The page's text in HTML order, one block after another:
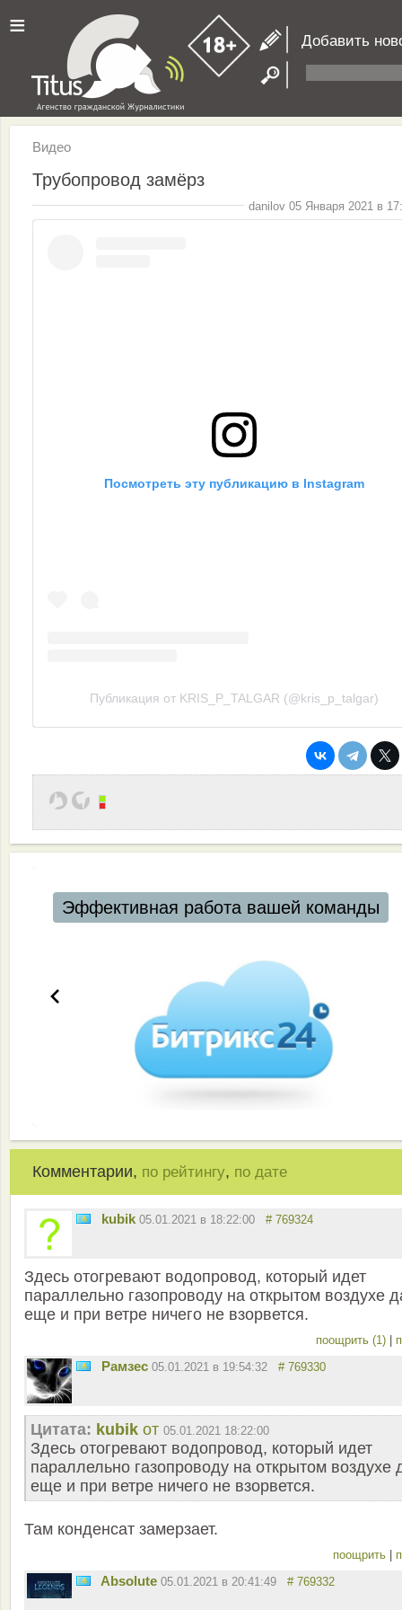
≡ Добавить
Видео
Трубопровод замёрз
danilov 05 Января 2021 в
Посмотреть эту публикацию в Instagram
Публикация от KRIS_P_TALGAR (@kris_p_talgar)
Эффективная работа вашей команды
Комментарии, по рейтингу, по дате
kubik 05.01.2021 в 18:22:00 # 769324
Здесь отогревают водопровод, который идет
параллельно газопроводу на открытом воздухе
еще и при ветре ничего не взорвется.
поощрить (1) |
Рамзес 05.01.2021 в 19:54:32 # 769330
Цитата: kubik от 05.01.2021 18:22:00
Здесь отогревают водопровод, который идет
параллельно газопроводу на открытом воздухе
еще и при ветре ничего не взорвется.
Там конденсат замерзает.
поощрить |
Absolute 05.01.2021 в 20:41:49 # 769332